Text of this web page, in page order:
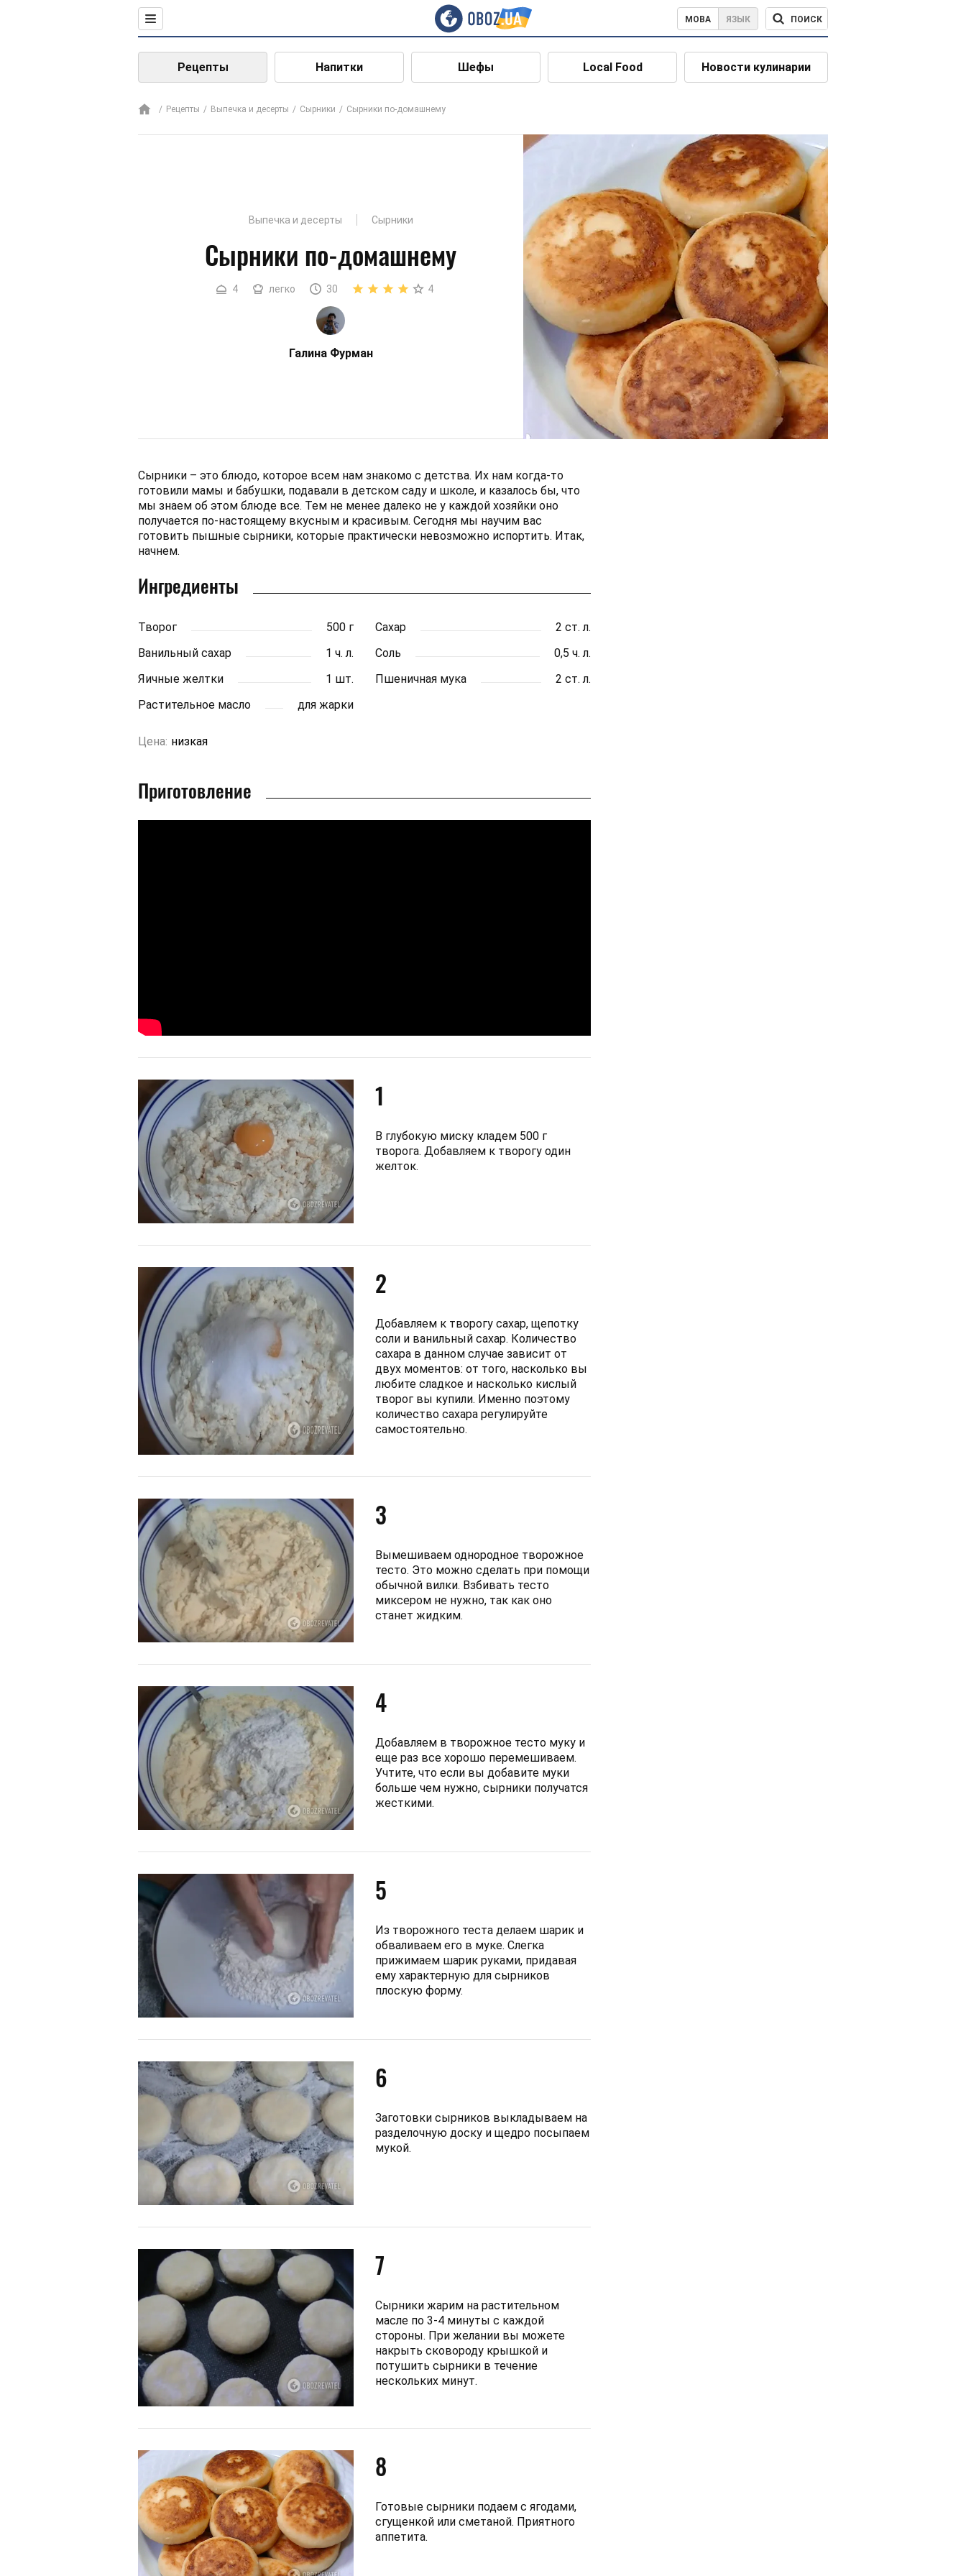
МОВА ЯЗЫК ПОИСК
Рецепты Напитки Шефы Local Food Новости кулинарии
Рецепты Выпечка и десерты Сырники Сырники по-домашнему
Выпечка и десерты Сырники
Сырники по-домашнему
4 легко 30 4
Галина Фурман
Сырники – это блюдо, которое всем нам знакомо с детства. Их нам когда-то
готовили мамы и бабушки, подавали в детском саду и школе, и казалось бы, что
мы знаем об этом блюде все. Тем не менее далеко не у каждой хозяйки оно
получается по-настоящему вкусным и красивым. Сегодня мы научим вас
готовить пышные сырники, которые практически невозможно испортить. Итак,
начнем.
Ингредиенты
Творог 500 г Сахар
2 ст. л.
Ванильный сахар
1 ч. л. Соль
0,5 ч. л.
Яичные желтки
1 шт. Пшеничная мука
2 ст. л.
Растительное масло
для жарки
Цена: низкая
Приготовление
1
В глубокую миску кладем 500 г
творога. Добавляем к творогу один
желток.
2
Добавляем к творогу сахар, щепотку
соли и ванильный сахар. Количество
сахара в данном случае зависит от
двух моментов: от того, насколько вы
любите сладкое и насколько кислый
творог вы купили. Именно поэтому
количество сахара регулируйте
самостоятельно.
3
Вымешиваем однородное творожное
тесто. Это можно сделать при помощи
обычной вилки. Взбивать тесто
миксером не нужно, так как оно
станет жидким.
4
Добавляем в творожное тесто муку и
еще раз все хорошо перемешиваем.
Учтите, что если вы добавите муки
больше чем нужно, сырники получатся
жесткими.
5
Из творожного теста делаем шарик и
обваливаем его в муке. Слегка
прижимаем шарик руками, придавая
ему характерную для сырников
плоскую форму.
6
Заготовки сырников выкладываем на
разделочную доску и щедро посыпаем
мукой.
7
Сырники жарим на растительном
масле по 3-4 минуты с каждой
стороны. При желании вы можете
накрыть сковороду крышкой и
потушить сырники в течение
нескольких минут.
8
Готовые сырники подаем с ягодами,
сгущенкой или сметаной. Приятного
аппетита.